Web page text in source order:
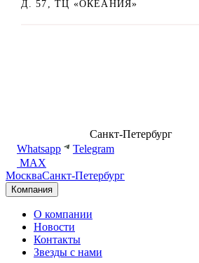
Д. 57, ТЦ «ОКЕАНИЯ»
Санкт-Петербург
Whatsapp
Telegram
MAX
МоскваСанкт-Петербург
Компания
О компании
Новости
Контакты
Звезды с нами